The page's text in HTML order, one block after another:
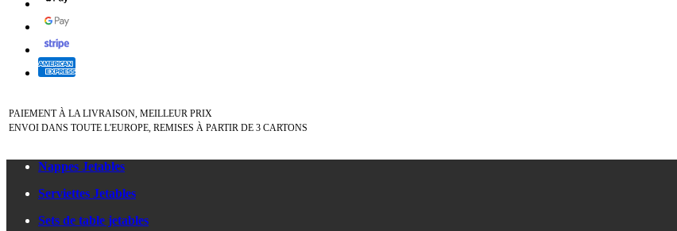
PAIEMENT À LA LIVRAISON, MEILLEUR PRIX
ENVOI DANS TOUTE L'EUROPE, REMISES À PARTIR DE 3 CARTONS
Nappes Jetables
Serviettes Jetables
Sets de table jetables